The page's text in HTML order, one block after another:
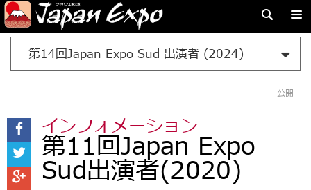
第14回Japan Expo Sud 出演者 (2024)
公開
インフォメーション
第11回Japan Expo
Sud出演者(2020)